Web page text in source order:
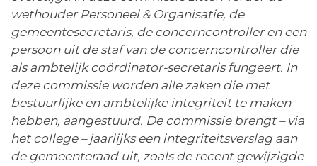
wethouder Personeel & Organisatie, de
gemeentesecretaris, de concerncontroller en een
persoon uit de staf van de concerncontroller die
als ambtelijk coördinator-secretaris fungeert. In
deze commissie worden alle zaken die met
bestuurlijke en ambtelijke integriteit te maken
hebben, aangestuurd. De commissie brengt – via
het college – jaarlijks een integriteitsverslag aan
de gemeenteraad uit, zoals de recent gewijzigde